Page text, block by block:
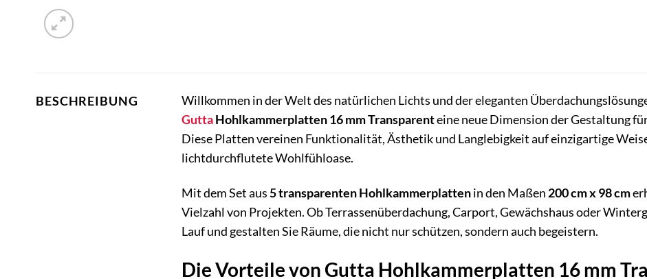
BESCHREIBUNG
Willkommen in der Welt des natürlichen Lichts und der eleganten
GuttaHohlkammerplatten 16 mm Transparenteine neue Dimension der Gestaltung
Diese Platten vereinen Funktionalität, Ästhetik und Langlebigkeit auf einzigartige
lichtdurchflutete Wohlfühloase.
Mit dem Set aus5 transparenten Hohlkammerplattenin den Maßen200 cm x 98 cm
Vielzahl von Projekten. Ob Terrassenüberdachung, Carport, Gewächshaus oder
Lauf und gestalten Sie Räume, die nicht nur schützen, sondern auch begeistern.
Die Vorteile von Gutta Hohlkammerplatten 16 mm